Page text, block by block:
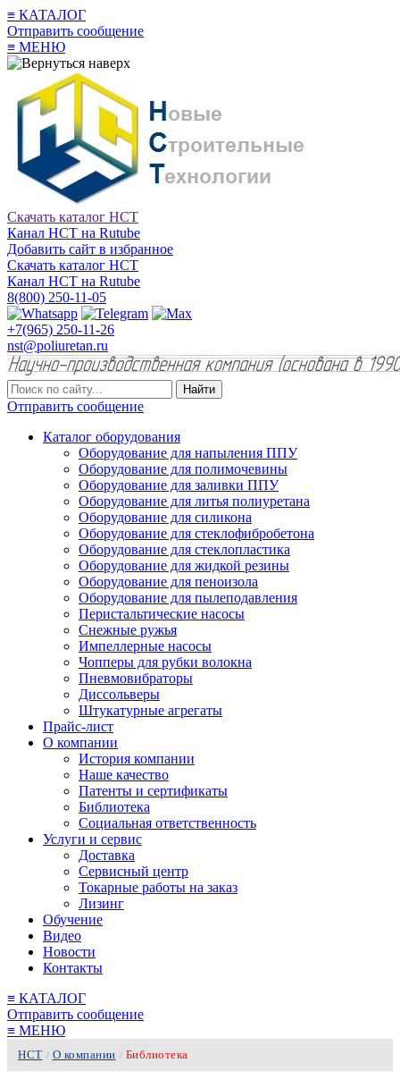
≡ КАТАЛОГ
Отправить сообщение
≡ МЕНЮ
Скачать каталог НСТ
Канал НСТ на Rutube
Добавить сайт в избранное
Скачать каталог НСТ
Канал НСТ на Rutube
8(800) 250-11-05
+7(965) 250-11-26
nst@poliuretan.ru
Найти
Отправить сообщение
Каталог оборудования
Оборудование для напыления ППУ
Оборудование для полимочевины
Оборудование для заливки ППУ
Оборудование для литья полиуретана
Оборудование для силикона
Оборудование для стеклофибробетона
Оборудование для стеклопластика
Оборудование для жидкой резины
Оборудование для пеноизола
Оборудование для пылеподавления
Перистальтические насосы
Снежные ружья
Импеллерные насосы
Чопперы для рубки волокна
Пневмовибраторы
Диссольверы
Штукатурные агрегаты
Прайс-лист
О компании
История компании
Наше качество
Патенты и сертификаты
Библиотека
Социальная ответственность
Услуги и сервис
Доставка
Сервисный центр
Токарные работы на заказ
Лизинг
Обучение
Видео
Новости
Контакты
≡ КАТАЛОГ
Отправить сообщение
≡ МЕНЮ
НСТ / О компании / Библиотека